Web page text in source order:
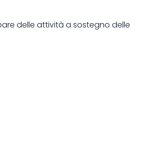
delle attività a sostegno delle